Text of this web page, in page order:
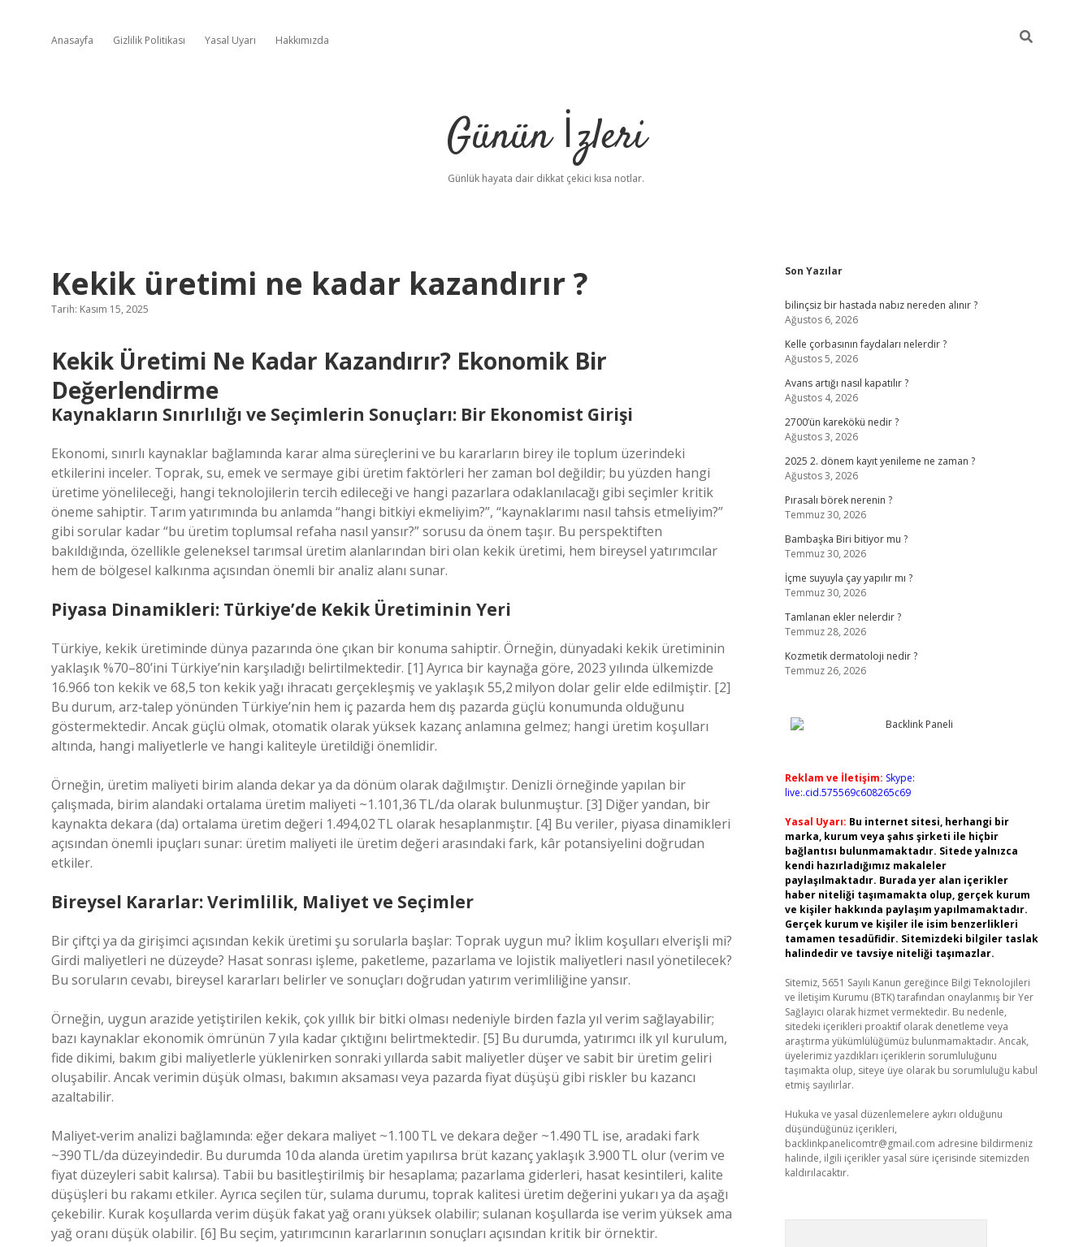
Anasayfa Gizlilik Politikası Yasal Uyarı Hakkımızda
Günün İzleri
Günlük hayata dair dikkat çekici kısa notlar.
Kekik üretimi ne kadar kazandırır ?
Tarih: Kasım 15, 2025
Kekik Üretimi Ne Kadar Kazandırır? Ekonomik Bir
Değerlendirme
Kaynakların Sınırlılığı ve Seçimlerin Sonuçları: Bir Ekonomist Girişi
Ekonomi, sınırlı kaynaklar bağlamında karar alma süreçlerini ve bu kararların birey ile toplum üzerindeki
etkilerini inceler. Toprak, su, emek ve sermaye gibi üretim faktörleri her zaman bol değildir; bu yüzden hangi
üretime yönelileceği, hangi teknolojilerin tercih edileceği ve hangi pazarlara odaklanılacağı gibi seçimler kritik
öneme sahiptir. Tarım yatırımında bu anlamda “hangi bitkiyi ekmeliyim?”, “kaynaklarımı nasıl tahsis etmeliyim?”
gibi sorular kadar “bu üretim toplumsal refaha nasıl yansır?” sorusu da önem taşır. Bu perspektiften
bakıldığında, özellikle geleneksel tarımsal üretim alanlarından biri olan kekik üretimi, hem bireysel yatırımcılar
hem de bölgesel kalkınma açısından önemli bir analiz alanı sunar.
Piyasa Dinamikleri: Türkiye’de Kekik Üretiminin Yeri
Türkiye, kekik üretiminde dünya pazarında öne çıkan bir konuma sahiptir. Örneğin, dünyadaki kekik üretiminin
yaklaşık %70–80’ini Türkiye’nin karşıladığı belirtilmektedir. [1] Ayrıca bir kaynağa göre, 2023 yılında ülkemizde
16.966 ton kekik ve 68,5 ton kekik yağı ihracatı gerçekleşmiş ve yaklaşık 55,2 milyon dolar gelir elde edilmiştir. [2]
Bu durum, arz‑talep yönünden Türkiye’nin hem iç pazarda hem dış pazarda güçlü konumunda olduğunu
göstermektedir. Ancak güçlü olmak, otomatik olarak yüksek kazanç anlamına gelmez; hangi üretim koşulları
altında, hangi maliyetlerle ve hangi kaliteyle üretildiği önemlidir.
Örneğin, üretim maliyeti birim alanda dekar ya da dönüm olarak dağılmıştır. Denizli örneğinde yapılan bir
çalışmada, birim alandaki ortalama üretim maliyeti ~1.101,36 TL/da olarak bulunmuştur. [3] Diğer yandan, bir
kaynakta dekara (da) ortalama üretim değeri 1.494,02 TL olarak hesaplanmıştır. [4] Bu veriler, piyasa dinamikleri
açısından önemli ipuçları sunar: üretim maliyeti ile üretim değeri arasındaki fark, kâr potansiyelini doğrudan
etkiler.
Bireysel Kararlar: Verimlilik, Maliyet ve Seçimler
Bir çiftçi ya da girişimci açısından kekik üretimi şu sorularla başlar: Toprak uygun mu? İklim koşulları elverişli mi?
Girdi maliyetleri ne düzeyde? Hasat sonrası işleme, paketleme, pazarlama ve lojistik maliyetleri nasıl yönetilecek?
Bu soruların cevabı, bireysel kararları belirler ve sonuçları doğrudan yatırım verimliliğine yansır.
Örneğin, uygun arazide yetiştirilen kekik, çok yıllık bir bitki olması nedeniyle birden fazla yıl verim sağlayabilir;
bazı kaynaklar ekonomik ömrünün 7 yıla kadar çıktığını belirtmektedir. [5] Bu durumda, yatırımcı ilk yıl kurulum,
fide dikimi, bakım gibi maliyetlerle yüklenirken sonraki yıllarda sabit maliyetler düşer ve sabit bir üretim geliri
oluşabilir. Ancak verimin düşük olması, bakımın aksaması veya pazarda fiyat düşüşü gibi riskler bu kazancı
azaltabilir.
Maliyet‑verim analizi bağlamında: eğer dekara maliyet ~1.100 TL ve dekara değer ~1.490 TL ise, aradaki fark
~390 TL/da düzeyindedir. Bu durumda 10 da alanda üretim yapılırsa brüt kazanç yaklaşık 3.900 TL olur (verim ve
fiyat düzeyleri sabit kalırsa). Tabii bu basitleştirilmiş bir hesaplama; pazarlama giderleri, hasat kesintileri, kalite
düşüşleri bu rakamı etkiler. Ayrıca seçilen tür, sulama durumu, toprak kalitesi üretim değerini yukarı ya da aşağı
çekebilir. Kurak koşullarda verim düşük fakat yağ oranı yüksek olabilir; sulanan koşullarda ise verim yüksek ama
yağ oranı düşük olabilir. [6] Bu seçim, yatırımcının kararlarının sonuçları açısından kritik bir örnektir.
Sidebar
Son Yazılar
bilinçsiz bir hastada nabız nereden alınır ?
Ağustos 6, 2026
Kelle çorbasının faydaları nelerdir ?
Ağustos 5, 2026
Avans artığı nasıl kapatılır ?
Ağustos 4, 2026
2700’ün karekökü nedir ?
Ağustos 3, 2026
2025 2. dönem kayıt yenileme ne zaman ?
Ağustos 3, 2026
Pırasalı börek nerenin ?
Temmuz 30, 2026
Bambaşka Biri bitiyor mu ?
Temmuz 30, 2026
İçme suyuyla çay yapılır mı ?
Temmuz 30, 2026
Tamlanan ekler nelerdir ?
Temmuz 28, 2026
Kozmetik dermatoloji nedir ?
Temmuz 26, 2026
Reklam ve İletişim: Skype:
live:.cid.575569c608265c69
Yasal Uyarı: Bu internet sitesi, herhangi bir
marka, kurum veya şahıs şirketi ile hiçbir
bağlantısı bulunmamaktadır. Sitede yalnızca
kendi hazırladığımız makaleler
paylaşılmaktadır. Burada yer alan içerikler
haber niteliği taşımamakta olup, gerçek kurum
ve kişiler hakkında paylaşım yapılmamaktadır.
Gerçek kurum ve kişiler ile isim benzerlikleri
tamamen tesadüfidir. Sitemizdeki bilgiler taslak
halindedir ve tavsiye niteliği taşımazlar.
Sitemiz, 5651 Sayılı Kanun gereğince Bilgi Teknolojileri
ve İletişim Kurumu (BTK) tarafından onaylanmış bir Yer
Sağlayıcı olarak hizmet vermektedir. Bu nedenle,
sitedeki içerikleri proaktif olarak denetleme veya
araştırma yükümlülüğümüz bulunmamaktadır. Ancak,
üyelerimiz yazdıkları içeriklerin sorumluluğunu
taşımakta olup, siteye üye olarak bu sorumluluğu kabul
etmiş sayılırlar.
Hukuka ve yasal düzenlemelere aykırı olduğunu
düşündüğünüz içerikleri,
backlinkpanelicomtr@gmail.com adresine bildirmeniz
halinde, ilgili içerikler yasal süre içerisinde sitemizden
kaldırılacaktır.
vdcasino güncel giriş